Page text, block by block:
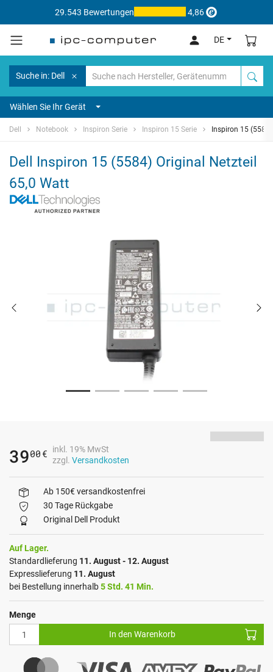
29.543 Bewertungen 4,86
DE
Suche in: Dell
Wählen Sie Ihr Gerät
Dell Notebook Inspiron Serie Inspiron 15 Serie Inspiron 15 (5584)
Dell Inspiron 15 (5584) Original Netzteil
65,0 Watt
3900 €
inkl. 19% MwSt
zzgl. Versandkosten
Ab 150€ versandkostenfrei
30 Tage Rückgabe
Original Dell Produkt
Auf Lager.
Standardlieferung 11. August - 12. August
Expresslieferung 11. August
bei Bestellung innerhalb5 Std. 41 Min.
Menge
In den Warenkorb